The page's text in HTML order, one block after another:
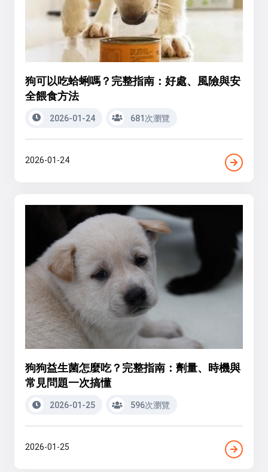
狗可以吃蛤蜊嗎？完整指南：好處、風險與安
全餵食方法
2026-01-24 681次瀏覽
2026-01-24
狗狗益生菌怎麼吃？完整指南：劑量、時機與
常見問題一次搞懂
2026-01-25 596次瀏覽
2026-01-25